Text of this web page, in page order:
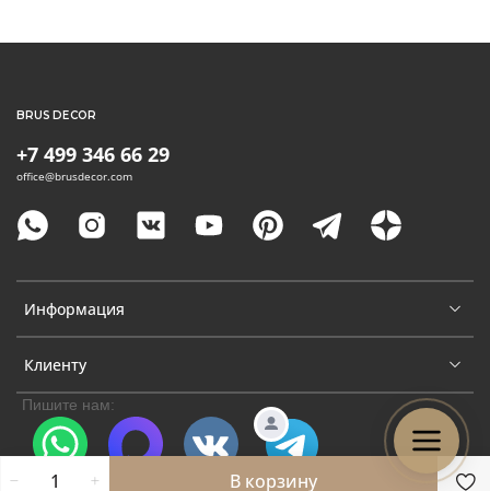
В корзину
Информация
Клиенту
+7 499 346 66 29
office@brusdecor.com
BRUS DECOR
Пишите нам:
WhatsApp Telegram